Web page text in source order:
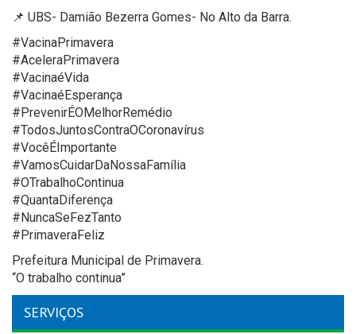
📌 UBS- Damião Bezerra Gomes- No Alto da Barra.
#VacinaPrimavera
#AceleraPrimavera
#VacinaéVida
#VacinaéEsperança
#PrevenirÉOMelhorRemédio
#TodosJuntosContraOCoronavírus
#VocêÉImportante
#VamosCuidarDaNossaFamília
#OTrabalhoContinua
#QuantaDiferença
#NuncaSeFezTanto
#PrimaveraFeliz
Prefeitura Municipal de Primavera.
“O trabalho continua”
SERVIÇOS